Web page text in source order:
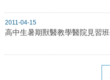
2011-04-15
高中生暑期獸醫教學醫院見習